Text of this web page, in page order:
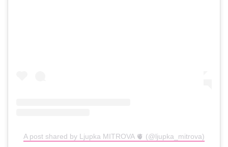
A post shared by Ljupka MITROVA 🫀 (@ljupka_mitrova)